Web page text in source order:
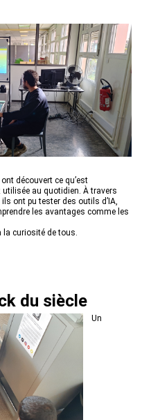
découvert ce qu’est
utilisée au quotidien. À travers
ont pu tester des outils d’IA,
les avantages comme les
la curiosité de tous.
du siècle
Un